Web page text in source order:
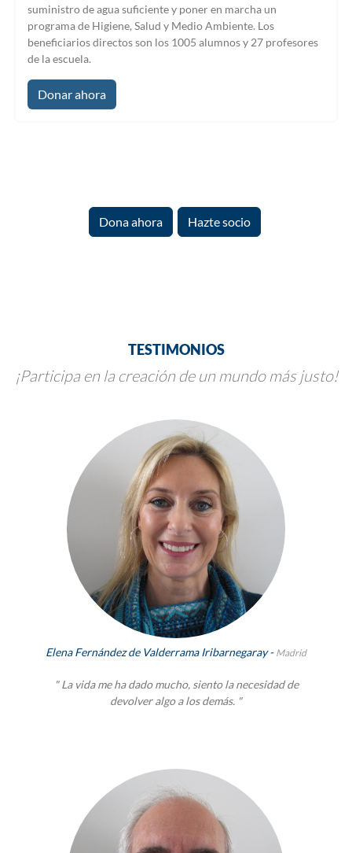
suministro de agua suficiente y poner en marcha un
programa de Higiene, Salud y Medio Ambiente. Los
beneficiarios directos son los 1005 alumnos y 27 profesores
de la escuela.
Donar ahora
Dona ahora Hazte socio
TESTIMONIOS
¡Participa en la creación de un mundo más justo!
Elena Fernández de Valderrama Iribarnegaray - Madrid
" La vida me ha dado mucho, siento la necesidad de
devolver algo a los demás. "